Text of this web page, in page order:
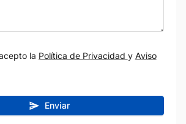
la Política de Privacidad y Aviso
Enviar